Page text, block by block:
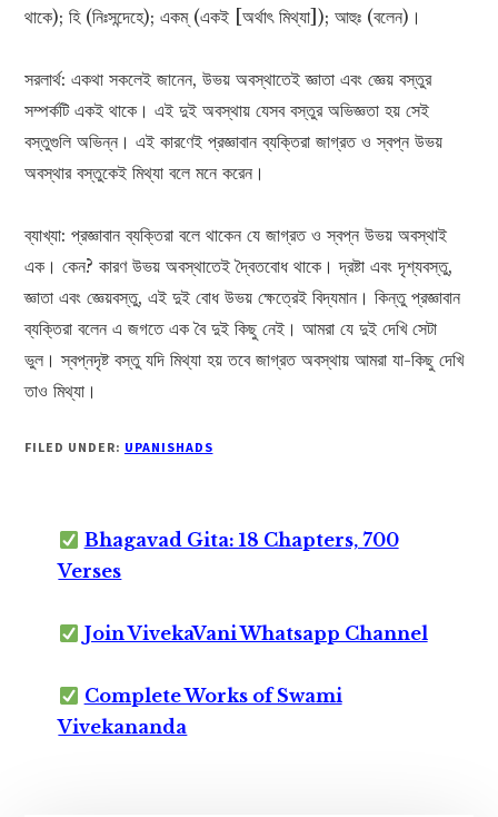
থাকে); হি (নিঃসন্দেহে); একম্ (একই [অর্থাৎ মিথ্যা]); আহুঃ (বলেন)।
সরলার্থ: একথা সকলেই জানেন, উভয় অবস্থাতেই জ্ঞাতা এবং জ্ঞেয় বস্তুর
সম্পর্কটি একই থাকে। এই দুই অবস্থায় যেসব বস্তুর অভিজ্ঞতা হয় সেই
বস্তুগুলি অভিন্ন। এই কারণেই প্রজ্ঞাবান ব্যক্তিরা জাগ্রত ও স্বপ্ন উভয়
অবস্থার বস্তুকেই মিথ্যা বলে মনে করেন।
ব্যাখ্যা: প্রজ্ঞাবান ব্যক্তিরা বলে থাকেন যে জাগ্রত ও স্বপ্ন উভয় অবস্থাই
এক। কেন? কারণ উভয় অবস্থাতেই দ্বৈতবোধ থাকে। দ্রষ্টা এবং দৃশ্যবস্তু,
জ্ঞাতা এবং জ্ঞেয়বস্তু, এই দুই বোধ উভয় ক্ষেত্রেই বিদ্যমান। কিন্তু প্রজ্ঞাবান
ব্যক্তিরা বলেন এ জগতে এক বৈ দুই কিছু নেই। আমরা যে দুই দেখি সেটা
ভুল। স্বপ্নদৃষ্ট বস্তু যদি মিথ্যা হয় তবে জাগ্রত অবস্থায় আমরা যা-কিছু দেখি
তাও মিথ্যা।
FILED UNDER: UPANISHADS
Bhagavad Gita: 18 Chapters, 700
Verses
Join VivekaVani Whatsapp Channel
Complete Works of Swami
Vivekananda